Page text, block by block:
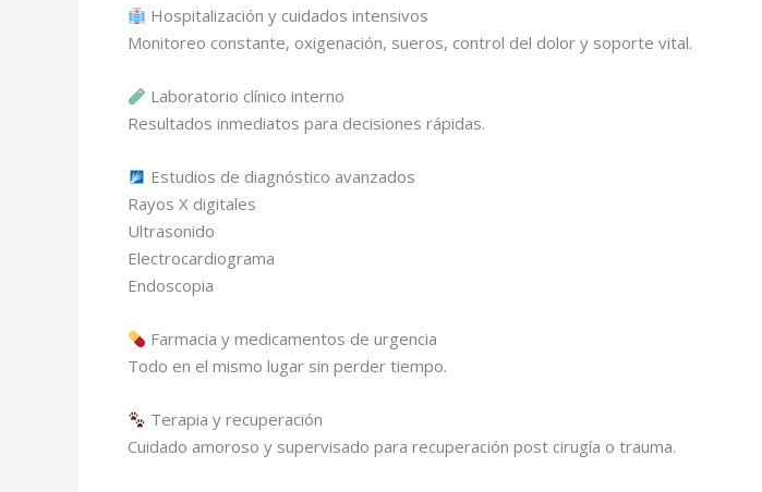
Hospitalización y cuidados intensivos
Monitoreo constante, oxigenación, sueros, control del dolor y soporte vital.
Laboratorio clínico interno
Resultados inmediatos para decisiones rápidas.
Estudios de diagnóstico avanzados
Rayos X digitales
Ultrasonido
Electrocardiograma
Endoscopia
Farmacia y medicamentos de urgencia
Todo en el mismo lugar sin perder tiempo.
Terapia y recuperación
Cuidado amoroso y supervisado para recuperación post cirugía o trauma.